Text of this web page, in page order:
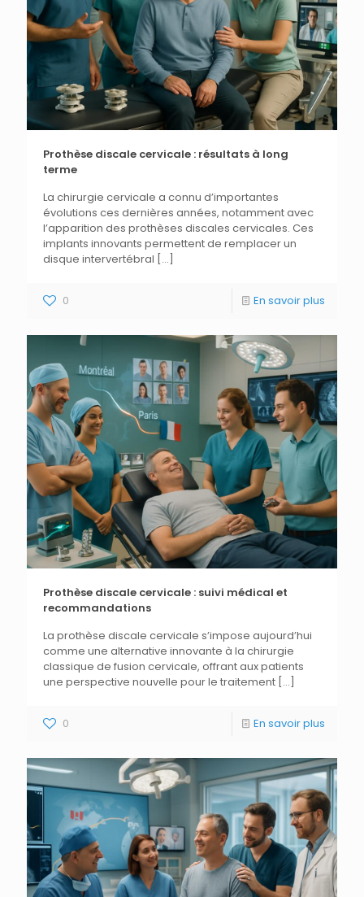
Prothèse discale cervicale : résultats à long
terme
La chirurgie cervicale a connu d’importantes
évolutions ces dernières années, notamment avec
l’apparition des prothèses discales cervicales. Ces
implants innovants permettent de remplacer un
disque intervertébral […]
0 En savoir plus
Prothèse discale cervicale : suivi médical et
recommandations
La prothèse discale cervicale s’impose aujourd’hui
comme une alternative innovante à la chirurgie
classique de fusion cervicale, offrant aux patients
une perspective nouvelle pour le traitement […]
0 En savoir plus